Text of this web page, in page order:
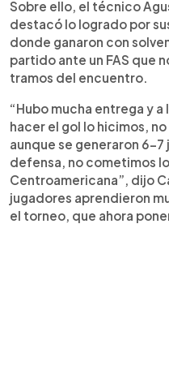
Sobre ello, el técnico
destacó lo logrado por
donde ganaron con
partido ante un FAS que
tramos del encuentro.
“Hubo mucha entrega y
hacer el gol lo hicimos,
aunque se generaron 6-
defensa, no cometimos
Centroamericana”, dijo
jugadores aprendieron
el torneo, que ahora